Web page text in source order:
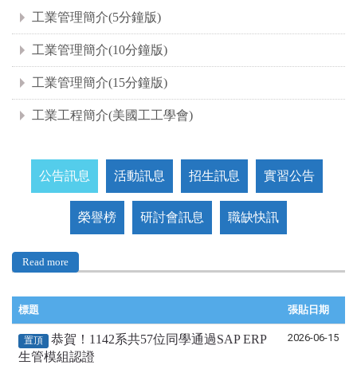
工業管理簡介(5分鐘版)
工業管理簡介(10分鐘版)
工業管理簡介(15分鐘版)
工業工程簡介(美國工工學會)
公告訊息 活動訊息 招生訊息 實習公告
榮譽榜 研討會訊息 職缺快訊
Read more
標題 張貼日期
置頂
恭賀！1142系共57位同學通過SAP ERP
生管模組認證
2026-06-15